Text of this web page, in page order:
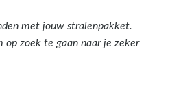
met jouw stralenpakket.
zoek te gaan naar je zeker